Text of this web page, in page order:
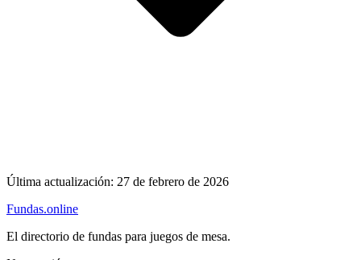
Última actualización: 27 de febrero de 2026
Fundas.online
El directorio de fundas para juegos de mesa.